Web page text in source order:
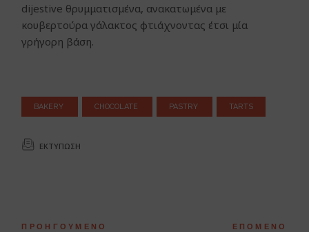
dijestive θρυμματισμένα, ανακατωμένα με
κουβερτούρα γάλακτος φτιάχνοντας έτσι μία
γρήγορη βάση.
BAKERY CHOCOLATE PASTRY TARTS
ΕΚΤΎΠΩΣΗ
ΠΡΟΗΓΟΎΜΕΝΟ ΕΠΌΜΕΝΟ